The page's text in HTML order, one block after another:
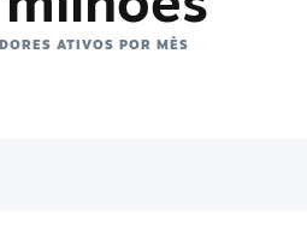
ATIVOS POR MÊS